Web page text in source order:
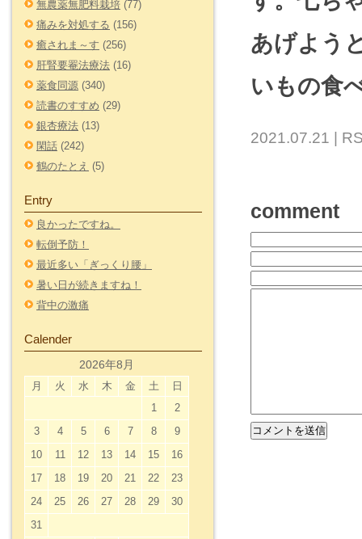
無農薬無肥料栽培 (77)
痛みを対処する (156)
癒されま～す (256)
肝腎要罨法療法 (16)
薬食同源 (340)
読書のすすめ (29)
銀杏療法 (13)
閑話 (242)
鶴のたとえ (5)
Entry
良かったですね。
転倒予防！
最近多い「ぎっくり腰」
暑い日が続きますね！
背中の激痛
Calender
2026年8月
月 火 水 木 金 土 日
1
2
3
4 5 6 7 8
9
10
11 12 13 14 15
16
17
18 19 20 21 22
23
24
25 26 27 28 29
30
31
あげよう
いもの食
2021.07.21 |
comment